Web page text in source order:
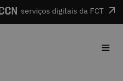
serviços digitais da FCT
≡